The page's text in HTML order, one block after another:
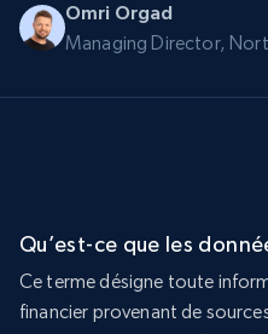
Omri Orgad
Managing Director,
Qu’est-ce que les
Ce terme désigne toute
financier provenant de